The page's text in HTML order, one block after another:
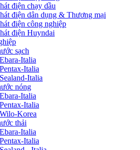
điện chạy dầu
điện dân dụng & Thương mại
điện công nghiệp
điện Huyndai
sạch
Ebara-Italia
Pentax-Italia
Sealand-Italia
nóng
Ebara-Italia
Pentax-Italia
Wilo-Korea
thải
Ebara-Italia
Pentax-Italia